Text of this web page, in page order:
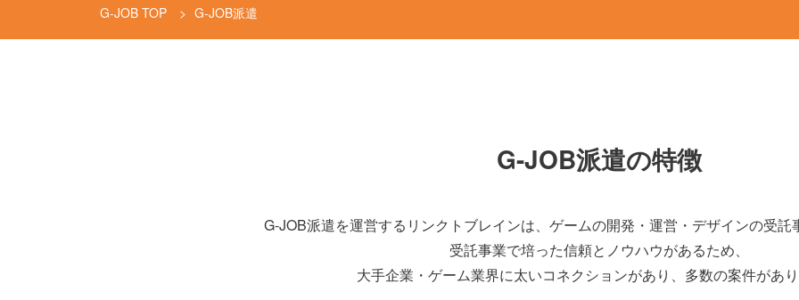
G-JOB TOP G-JOB派遣
G-JOB派遣の特徴
G-JOB派遣を運営するリンクトブレインは、ゲームの開発・運営・デザインの受託
受託事業で培った信頼とノウハウがあるため、
大手企業・ゲーム業界に太いコネクションがあり、多数の案件があり